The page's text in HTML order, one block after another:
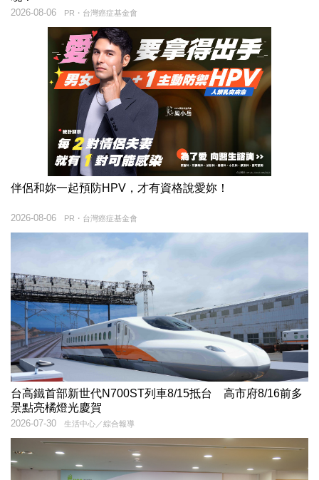
PR・台灣癌症基金會
2026-08-06
伴侶和妳一起預防HPV，才有資格說愛妳！
PR・台灣癌症基金會
2026-08-06
台高鐵首部新世代N700ST列車8/15抵台 高市府8/16前多
景點亮橘燈光慶賀
生活中心／綜合報導
2026-07-30